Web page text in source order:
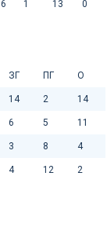
6 1 13 0
ЗГ ПГ О
14 2 14
6 5 11
3 8 4
4 12 2